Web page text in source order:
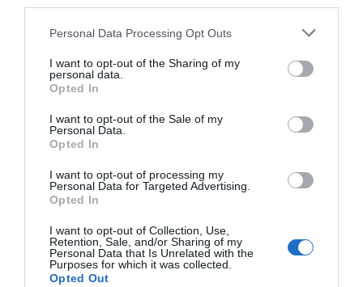
Please note that this website/app uses one or more Google
not limited to your visit or usage behaviour. You may click to
grant or deny consent to Google and its third-party tags to
use your data for below specified purposes in below Google
consent section.
Personal Data Processing Opt Outs
I want to opt-out of the Sharing of my
personal data.
Opted In
I want to opt-out of the Sale of my
Personal Data.
Opted In
I want to opt-out of processing my
Personal Data for Targeted Advertising.
Opted In
I want to opt-out of Collection, Use,
Retention, Sale, and/or Sharing of my
Personal Data that Is Unrelated with the
Purposes for which it was collected.
Opted Out
Οι αιχμές για τις λανθασμένες πρακτικές του 2007
13.08.2021 - 15:03